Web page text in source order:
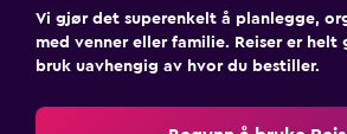
Vi gjør det superenkelt å planlegge,
med venner eller familie. Reiser er helt
bruk uavhengig av hvor du bestiller.